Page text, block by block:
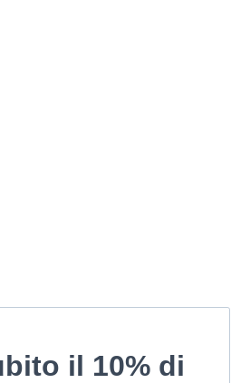
il 10% di